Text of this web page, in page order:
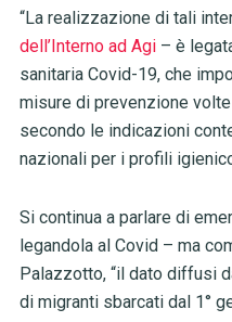
“La realizzazione di tali
dell’Interno ad Agi– è
sanitaria Covid-19, che
misure di prevenzione
secondo le indicazioni
nazionali per i profili
Si continua a parlare di
legandola al Covid – ma
Palazzotto, “il dato diffusi
di migranti sbarcati dal 1°